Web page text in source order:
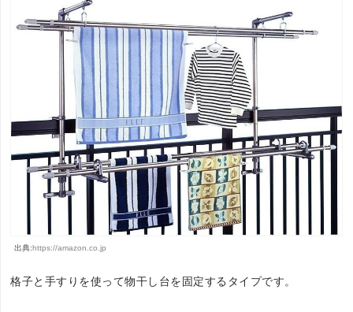
出典:https://amazon.co.jp
格子と手すりを使って物干し台を固定するタイプです。